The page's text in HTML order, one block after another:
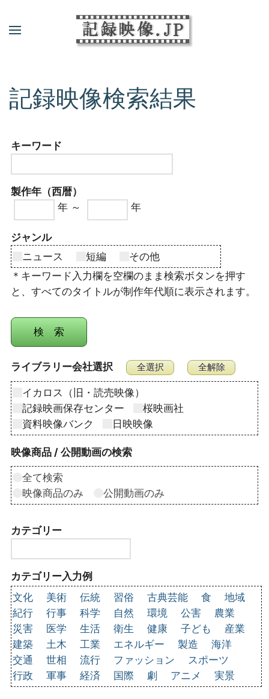
記録映像検索結果
キーワード
製作年（西暦）
年 ～
年
ジャンル
ニュース
短編
その他
＊キーワード入力欄を空欄のまま検索ボタンを押す
と、すべてのタイトルが制作年代順に表示されます。
ライブラリー会社選択
イカロス（旧・読売映像）
記録映画保存センター
桜映画社
資料映像バンク
日映映像
映像商品 / 公開動画の検索
全て検索
映像商品のみ
公開動画のみ
カテゴリー
カテゴリー入力例
文化
美術 伝統 習俗 古典芸能 食
地域
紀行
行事 科学 自然 環境 公害
農業
災害
医学 生活 衛生 健康 子ども
産業
建築
土木 工業 エネルギー 製造
海洋
交通
世相 流行 ファッション
スポーツ
行政
軍事 経済 国際 劇 アニメ 実景